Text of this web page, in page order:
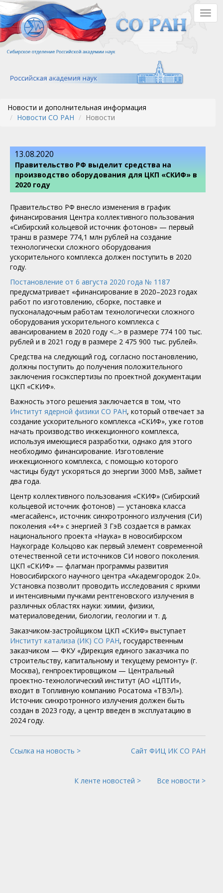
Перейти
к
основному
содержанию
Новости и дополнительная информация
Новости СО РАН
Новости
13.08.2020
Правительство РФ выделит средства на
производство оборудования для ЦКП «СКИФ» в
2020 году
Правительство РФ внесло изменения в график
финансирования Центра коллективного пользования
«Сибирский кольцевой источник фотонов» — первый
транш в размере 774,1 млн рублей на создание
технологически сложного оборудования
ускорительного комплекса должен поступить в 2020
году.
Постановление от 6 августа 2020 года № 1187
предусматривает «финансирование в 2020–2023 годах
работ по изготовлению, сборке, поставке и
пусконаладочным работам технологически сложного
оборудования ускорительного комплекса с
авансированием в 2020 году <...> в размере 774 100 тыс.
рублей и в 2021 году в размере 2 475 900 тыс. рублей».
Средства на следующий год, согласно постановлению,
должны поступить до получения положительного
заключения госэкспертизы по проектной документации
ЦКП «СКИФ».
Важность этого решения заключается в том, что
Институт ядерной физики СО РАН, который отвечает за
создание ускорительного комплекса «СКИФ», уже готов
начать производство инжекционного комплекса,
используя имеющиеся разработки, однако для этого
необходимо финансирование. Изготовление
инжекционного комплекса, с помощью которого
частицы будут ускоряться до энергии 3000 МэВ, займет
два года.
Центр коллективного пользования «СКИФ» (Сибирский
кольцевой источник фотонов) — установка класса
«мегасайенс», источник синхротронного излучения (СИ)
поколения «4+» с энергией 3 ГэВ создается в рамках
национального проекта «Наука» в новосибирском
Наукограде Кольцово как первый элемент современной
отечественной сети источников СИ нового поколения.
ЦКП «СКИФ» — флагман программы развития
Новосибирского научного центра «Академгородок 2.0».
Установка позволит проводить исследования с яркими
и интенсивными пучками рентгеновского излучения в
различных областях науки: химии, физики,
материаловедении, биологии, геологии и т. д.
Заказчиком-застройщиком ЦКП «СКИФ» выступает
Институт катализа (ИК) СО РАН, государственным
заказчиком — ФКУ «Дирекция единого заказчика по
строительству, капитальному и текущему ремонту» (г.
Москва), генпроектировщиком — Центральный
проектно-технологический институт (АО «ЦПТИ»,
входит в Топливную компанию Росатома «ТВЭЛ»).
Источник синхротронного излучения должен быть
создан в 2023 году, а центр введен в эксплуатацию в
2024 году.
Ссылка на новость > Сайт ФИЦ ИК СО РАН
К ленте новостей > Все новости >